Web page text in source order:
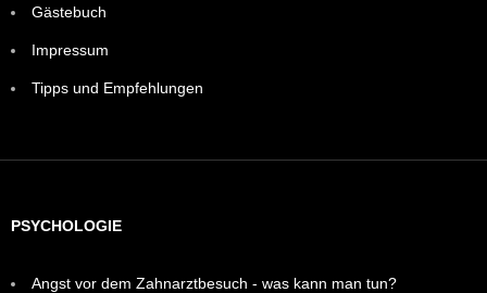
Gästebuch
Impressum
Tipps und Empfehlungen
PSYCHOLOGIE
Angst vor dem Zahnarztbesuch - was kann man tun?